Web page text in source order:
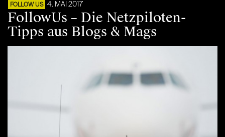
FOLLOW US 4. MAI 2017
FollowUs – Die Netzpiloten-
Tipps aus Blogs & Mags